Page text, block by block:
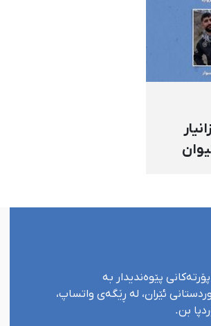
پێوەندیدار بە
ئێران، لە ڕێگەی واتساپ،
بن.